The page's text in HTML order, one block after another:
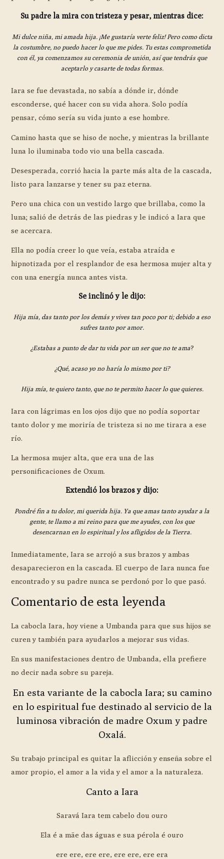
Su padre la mira con tristeza y pesar, mientras dice:
Mi dulce niña, mi amada hija. ¡Me gustaría verte feliz! Pero como dicta
la costumbre, no puedo hacer lo que me pides. Tu estas comprometida
con él, ya comenzamos su ceremonia de unión, así que tendrás que
aceptarlo y casarte de todas formas.
Iara se fue devastada, no sabía a dónde ir, dónde
esconderse, qué hacer con su vida ahora. Solo podía
pensar, cómo sería su vida junto a ese hombre.
Camino hasta que se hiso de noche, y mientras la brillante
luna lo iluminaba todo vio una bella cascada.
Desesperada, corrió hacia la parte más alta de la cascada,
listo para lanzarse y tener su paz eterna.
Pero una chica con un vestido largo que brillaba, como la
luna; salió de detrás de las piedras y le indicó a Iara que
se acercara.
Ella no podía creer lo que veía, estaba atraída e
hipnotizada por el resplandor de esa hermosa mujer alta y
con una energía nunca antes vista.
Se inclinó y le dijo:
Hija mía, das tanto por los demás y vives tan poco por ti; debido a eso
sufres tanto por amor.
¿Estabas a punto de dar tu vida por un ser que no te ama?
¿Qué, acaso yo no haría lo mismo por ti?
Hija mía, te quiero tanto, que no te permito hacer lo que quieres.
Iara con lágrimas en los ojos dijo que no podía soportar
tanto dolor y me moriría de tristeza si no me tirara a ese
río.
La hermosa mujer alta, que era una de las
personificaciones de Oxum.
Extendió los brazos y dijo:
Pondré fin a tu dolor, mi querida hija. Ya que amas tanto ayudar a la
gente, te llamo a mi reino para que me ayudes, con los que
desencarnan en lo espiritual y los afligidos de la Tierra.
Inmediatamente, Iara se arrojó a sus brazos y ambas
desaparecieron en la cascada. El cuerpo de Iara nunca fue
encontrado y su padre nunca se perdonó por lo que pasó.
Comentario de esta leyenda
La cabocla Iara, hoy viene a Umbanda para que sus hijos se
curen y también para ayudarlos a mejorar sus vidas.
En sus manifestaciones dentro de Umbanda, ella prefiere
no decir nada sobre su pareja.
En esta variante de la cabocla Iara; su camino
en lo espiritual fue destinado al servicio de la
luminosa vibración de madre Oxum y padre
Oxalá.
Su trabajo principal es quitar la aflicción y enseña sobre el
amor propio, el amor a la vida y el amor a la naturaleza.
Canto a Iara
Saravá Iara tem cabelo dou ouro
Ela é a mãe das águas e sua pérola é ouro
ere ere, ere ere, ere ere, ere era